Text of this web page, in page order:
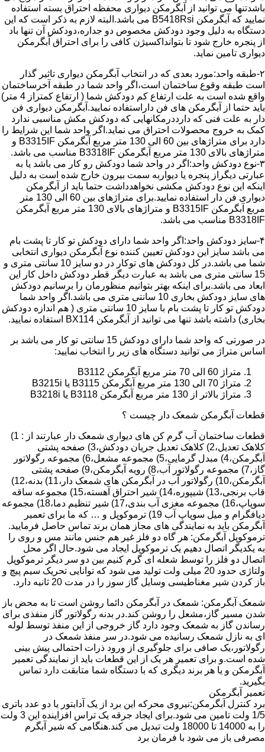
باشدتنها می توانید از آبگرمکن دیواری محفظه احتراق بسته استفاده
نمایید که آبگرمکن B5418Rsi می باشد.البته لازم به ذکر است که این
دستگاه به دلیل وجود دودکش مخصوص دو جداره،دودکش آن تنها باد
از پنجره خارج شود تا بتوانداکسیژن کافی را برای احتراق آبگرمکن
دیواری تامین نماید.
۲-طبقه واحد:مورد بعدی که در انتخاب آبگرمکن دیواری تاثیر گذار
است طبقه وقوع ساختمان است،اگر واحد شما در طبقه آخرساختمان
واقع شده است به علت ارتفاع کم دودکش شما ( ارتفاع کمتراز 4 متر)
باید حتما از آبگرمکن های فن داراستفاده نمایید.آبگرمکن دیواری فن
دار به علت فنی که دارددرمکانهایی که دودکش مکش مناسبی ندارد
کمک به خروج محصولات احتراق می نماید.اگر واحد شما این شرایط را
دارد برای متراژهای بین 60 الی 130 متر مربع آبگرمکن B3315IF و
متراژهای بالای 130 متر مربع آبگرمکن B3318IF مناسب می باشد.
۳-نوع دودکش واحد:اگر در واحد شما دودکش رو کار می باشد یا به
عبارتی دیگراز پنجره یا دیواربه سمت بیرون خارج شده است به دلیل
اینکه این نوع دودکش مکشی نخواهدداشت حتما باید از آبگرمکن
دیواری فن دار استفاده نمایید.برای متراژهای بین 60 الی 130 متر
مربع آبگرمکن B3315IF و متراژهای بالای 130 متر مربع آبگرمکن
B3318IF مناسب می باشد.
۴-سایز دودکش واحد:اگر واحد شما دارای دودکش تو کار تا پشت بام
می باشد سایز این دودکش تعیین کننده نوع آبگرمکن دیواری انتخابی
شما می باشد.در کل دودکش های توکار در دو سایز 10 سانتی متری و
15 سانتی متری می باشد به عبارت دیگر قطر دودکش داخل کار این
ابعاد می باشد.برای اینکه بهتر بتوانیم منظورمان را برسانیم دودکش
های سایز دودکش بخاری 10 سانتی متری می باشد.اگر واحد شما
دودکش تو کار تا پشت بام با سایز 10 سانتی متری ( هم اندازه دودکش
بخاری) داشته باشد تنها می توانید از آبگرمکن BX114 استفاده نمایید.
در صورتی که واحد شما دارای دودکش 15 سانتی تو کار می باشد بر
اساس متراژ می توانید دستگاه های زیر را انتخاب نمایید:
متراژ 60 الی 70 متر مربع آبگرمکن B3112
متراژ 70 الی 130 متر مربع آبگرمکن B3115 یا B3215i
متراژ بالاتر از 130 متر مربع آبگرمکن B3118 یا B3218i
قطعات آبگرمکن شمعک دار چیست ؟
قطعات ساختمان آب گرم کن های دیواری شمعک دار عبارتند از : 1)
کلاهک تعدیل،2) کلاهک تعدیل جریان دودکش،3) صفحه پشتی
آبگرمکن،4) مبدل گرمایی،5) مجموعه مشعل،6) مجموعه رگولاتور
گاز،7) مجموعه رگولاتور آب،8) رویه آبگرمکن،9) صفحه پشتی
آبگرمکن،10) رگولاتور آب در آبگرمکن های شمعک دار،11) بدنه،12)
قاب برنجی،13) شیپوره،14) شیر احتراق آهسته،15) مجموعه ساقه
سوپاپ،16) مجموعه مغزی آب بندی،17) شیر تنظیم دما،18) مجموعه
دیافگرام و میل سوپاپ آب 19) ترموکوپل و … که ما برای تعمیر
آبگرمکن باید به نمایندگی های مجاز همان برند تماس حاصل فرمایید.
ترموکوپل آبگرمکن: هر گاه دو فلز غیر هم جنس مانند مس و روی را
به یکدیگر اتصال دهیم یک ترموکوپل ایجاد می شود.حال اگر محل
اتصال دو فلز را توسط شعله ای گرم کنیم بین دو سر دیگر ترموکوپل
ولتاژی حدود 20 میلی ولت تولید می شود که توانایی تحریک سیم پیچ و
باز کردن شیر مغناطیسی وسایل گاز سوز را در مدت 20 ثانیه دارد.
شمعک آبگرمکن: شمعک در آبگرمکن دائما روشن است تا به محض باز
شدن مسیر گاز،مشعل را روشن کند.در بدنه رگولاتور گاز منفذی برای
رساندن گاز به شمعک وجود دارد گاز خروجی از این منفذ توسط لوله
ای به نازل شمعک رسانیده می شود.در سر منفذ شمعک در
رگولاتور،یک صافی برای جلوگیری از ورود ذرات احتمالی پیش بینی
شده است.و برای تعمیر هر یک از این قطعات باید از نمایندگی تعمیر
آبگرمکن و یا هر برند دیگری که با دستگاه شما متابقت دارد تماس
بگیرید.
تعمیر آبگرمکن
برد کنترل آبگرمکن:نیروی محرکه این برد از یک آدابتور یا دو عدد باتری
1/5 ولت تامین می شود.برای ایجاد جرقه یک تراس افزاینده این 3 ولت
را به 14000 تا 18000 ولت تبدیل می کند.هنگامی که شیر آبگرم
مصرفی باز می شود با فرمان برد